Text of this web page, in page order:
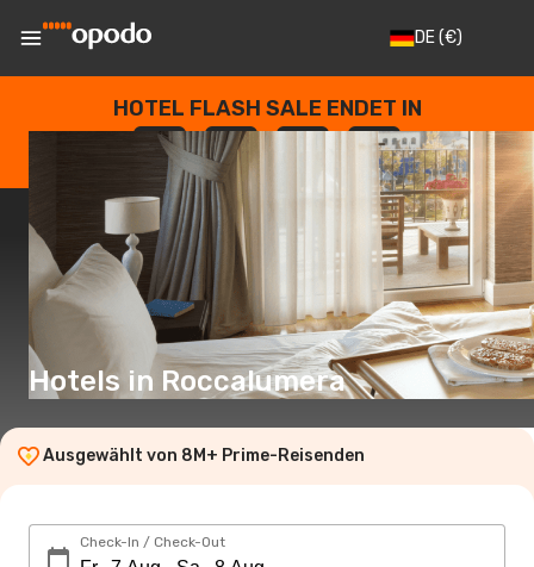
DE(€)
HOTEL FLASH SALE ENDET IN
--
TAGE
: --
STUNDEN
: --
SEKUNDEN
Hotels in Roccalumera
Ausgewählt von 8M+ Prime-Reisenden
Check-In / Check-Out